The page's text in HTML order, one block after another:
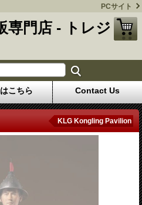
PCサイト
専門店 - トレジ
こちら Contact Us
KLG Kongling Pavilion